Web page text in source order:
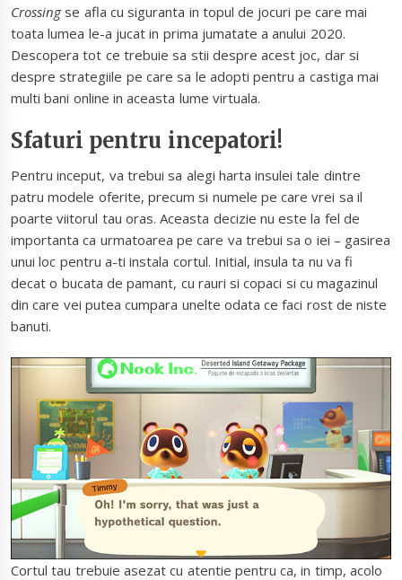
Crossingse afla cu siguranta in topul de jocuri pe care mai
toata lumea le-a jucat in prima jumatate a anului 2020.
Descopera tot ce trebuie sa stii despre acest joc, dar si
despre strategiile pe care sa le adopti pentru a castiga mai
multi bani online in aceasta lume virtuala.
Sfaturi pentru incepatori!
Pentru inceput, va trebui sa alegi harta insulei tale dintre
patru modele oferite, precum si numele pe care vrei sa il
poarte viitorul tau oras. Aceasta decizie nu este la fel de
importanta ca urmatoarea pe care va trebui sa o iei – gasirea
unui loc pentru a-ti instala cortul. Initial, insula ta nu va fi
decat o bucata de pamant, cu rauri si copaci si cu magazinul
din care vei putea cumpara unelte odata ce faci rost de niste
banuti.
Cortul tau trebuie asezat cu atentie pentru ca, in timp, acolo